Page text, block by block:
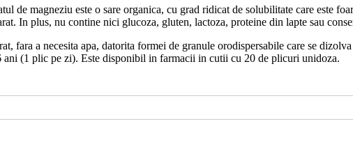
de magneziu este o sare organica, cu grad ridicat de solubilitate care este
In plus, nu contine nici glucoza, gluten, lactoza, proteine din lapte sau
fara a necesita apa, datorita formei de granule orodispersabile care se
(1 plic pe zi). Este disponibil in farmacii in cutii cu 20 de plicuri unidoza.